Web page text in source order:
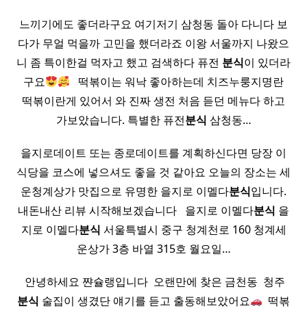
느끼기에도 좋더라구요 여기저기 삼청동 돌아 다니다 보
다가 무얼 먹을까 고민을 했더라죠 이왕 서울까지 나왔으
니 좀 특이한걸 먹자고 했고 검색하다 퓨전 분식이 있더라
구요
​ ​ 떡볶이는 워낙 좋아하는데 치즈누룽지명란
떡볶이란게 있어서 와 진짜 생전 처음 듣던 메뉴다 하고
가보았습니다. 특별한 퓨전분식 삼청동…
을지로데이트 또는 종로데이트를 계획하신다면 당장 이
식당을 코스에 넣으셔도 좋을 것 같아요 오늘의 장소는 세
운청계상가 맛집으로 유명한 을지로 이멜다분식입니다.
내돈내산 리뷰 시작해보겠습니다 ​ ​ 을지로 이멜다분식 을
지로 이멜다분식 서울특별시 중구 청계천로 160 청계세
운상가 3층 바열 315호 월요일…
​ 안녕하세요 쨘슐랭입니다 ​ 오랜만에 찾은 금천동 ​ 청주
분식 술집이 생겼단 얘기를 듣고 출동해보았어요
​ 떡볶